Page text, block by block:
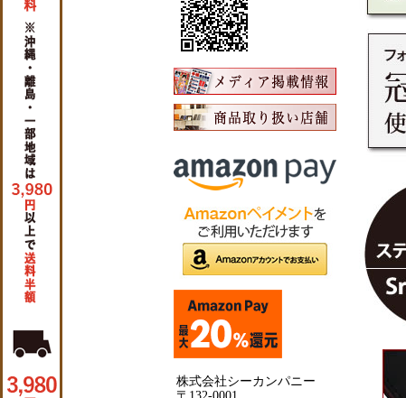
株式会社シーカンパニー